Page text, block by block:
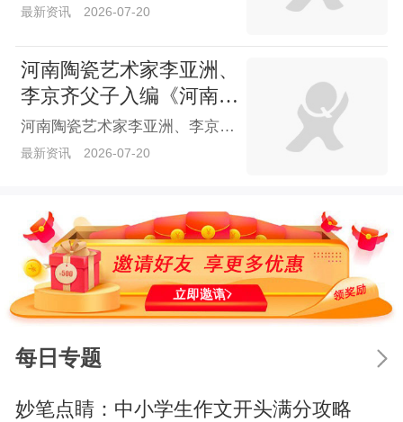
最新资讯 2026-07-20
河南陶瓷艺术家李亚洲、
李京齐父子入编《河南陶
瓷40年大师精品鉴藏》河南陶瓷艺术家李亚洲、李京齐父子入编《河南陶瓷40年大师精品鉴藏》
最新资讯 2026-07-20
每日专题
妙笔点睛：中小学生作文开头满分攻略